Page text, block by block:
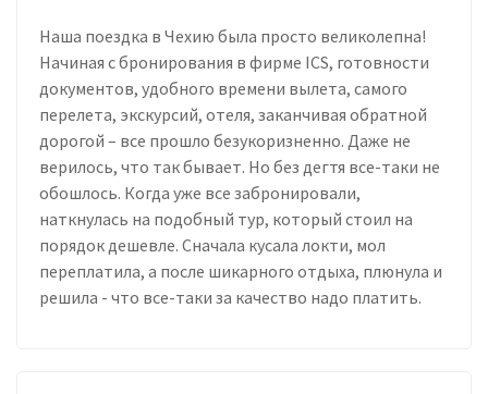
Наша поездка в Чехию была просто великолепна!
Начиная с бронирования в фирме ICS, готовности
документов, удобного времени вылета, самого
перелета, экскурсий, отеля, заканчивая обратной
дорогой – все прошло безукоризненно. Даже не
верилось, что так бывает. Но без дегтя все-таки не
обошлось. Когда уже все забронировали,
наткнулась на подобный тур, который стоил на
порядок дешевле. Сначала кусала локти, мол
переплатила, а после шикарного отдыха, плюнула и
решила - что все-таки за качество надо платить.